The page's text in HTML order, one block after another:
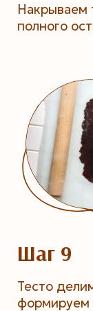
Накрываем
полного
Шаг 9
Тесто
формируем